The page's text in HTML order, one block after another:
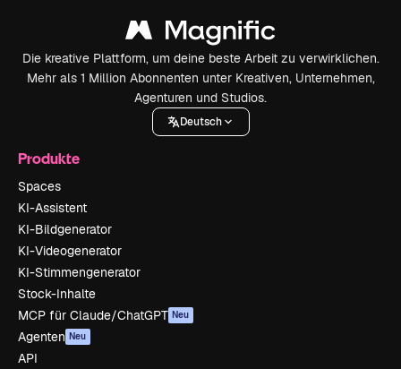
Die kreative Plattform, um deine beste Arbeit zu verwirklichen.
Mehr als 1 Million Abonnenten unter Kreativen, Unternehmen,
Agenturen und Studios.
Deutsch
Produkte
Spaces
KI-Assistent
KI-Bildgenerator
KI-Videogenerator
KI-Stimmengenerator
Stock-Inhalte
MCP für Claude/ChatGPT Neu
Agenten Neu
API